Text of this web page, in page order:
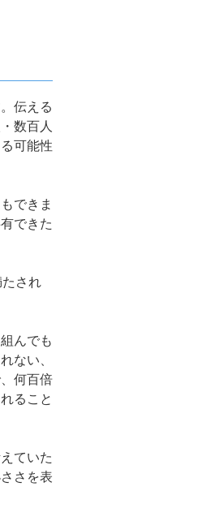
伝える
数百人
可能性
できま
できた
され
んでも
ない、
何百倍
ること
ていた
さを表